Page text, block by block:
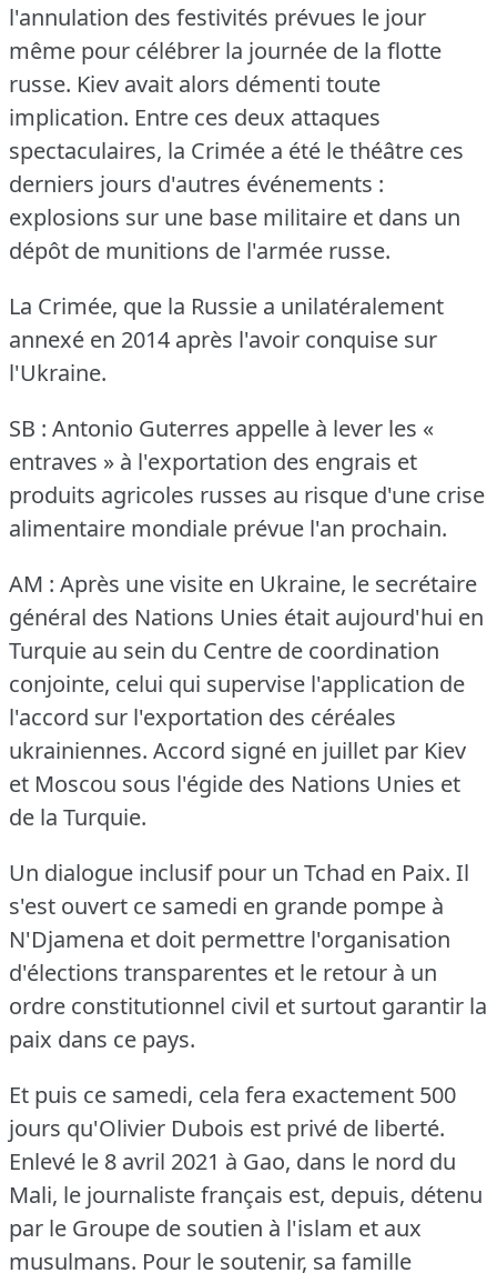
l'annulation des festivités prévues le jour
même pour célébrer la journée de la flotte
russe. Kiev avait alors démenti toute
implication. Entre ces deux attaques
spectaculaires, la Crimée a été le théâtre ces
derniers jours d'autres événements :
explosions sur une base militaire et dans un
dépôt de munitions de l'armée russe.
La Crimée, que la Russie a unilatéralement
annexé en 2014 après l'avoir conquise sur
l'Ukraine.
SB : Antonio Guterres appelle à lever les «
entraves » à l'exportation des engrais et
produits agricoles russes au risque d'une crise
alimentaire mondiale prévue l'an prochain.
AM : Après une visite en Ukraine, le secrétaire
général des Nations Unies était aujourd'hui en
Turquie au sein du Centre de coordination
conjointe, celui qui supervise l'application de
l'accord sur l'exportation des céréales
ukrainiennes. Accord signé en juillet par Kiev
et Moscou sous l'égide des Nations Unies et
de la Turquie.
Un dialogue inclusif pour un Tchad en Paix. Il
s'est ouvert ce samedi en grande pompe à
N'Djamena et doit permettre l'organisation
d'élections transparentes et le retour à un
ordre constitutionnel civil et surtout garantir la
paix dans ce pays.
Et puis ce samedi, cela fera exactement 500
jours qu'Olivier Dubois est privé de liberté.
Enlevé le 8 avril 2021 à Gao, dans le nord du
Mali, le journaliste français est, depuis, détenu
par le Groupe de soutien à l'islam et aux
musulmans. Pour le soutenir, sa famille